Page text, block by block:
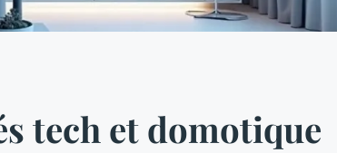
tech et domotique